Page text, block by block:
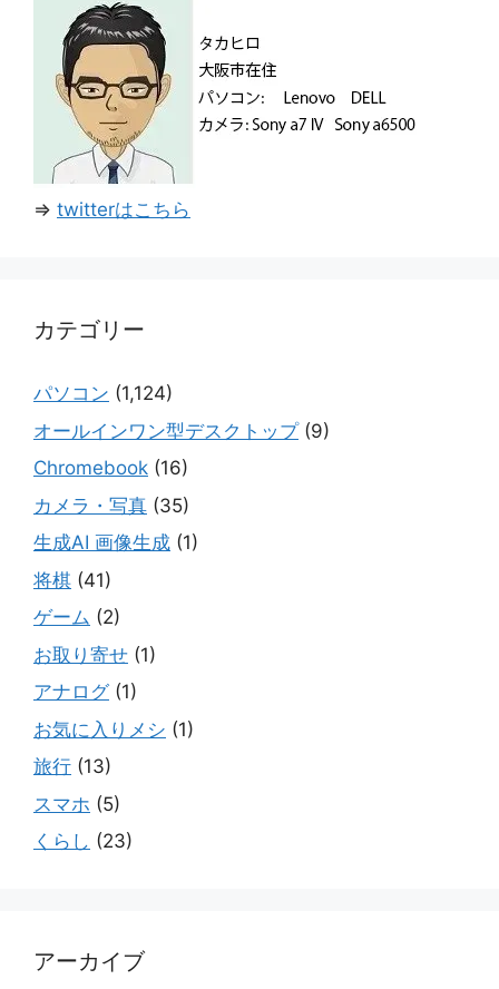
⇒ twitterはこちら
カテゴリー
パソコン (1,124)
オールインワン型デスクトップ(9)
Chromebook (16)
カメラ・写真 (35)
生成AI 画像生成 (1)
将棋 (41)
ゲーム (2)
お取り寄せ (1)
アナログ(1)
お気に入りメシ (1)
旅行 (13)
スマホ (5)
くらし (23)
アーカイブ